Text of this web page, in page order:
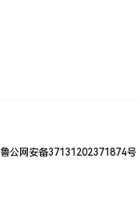
鲁公网安备37131202371874号